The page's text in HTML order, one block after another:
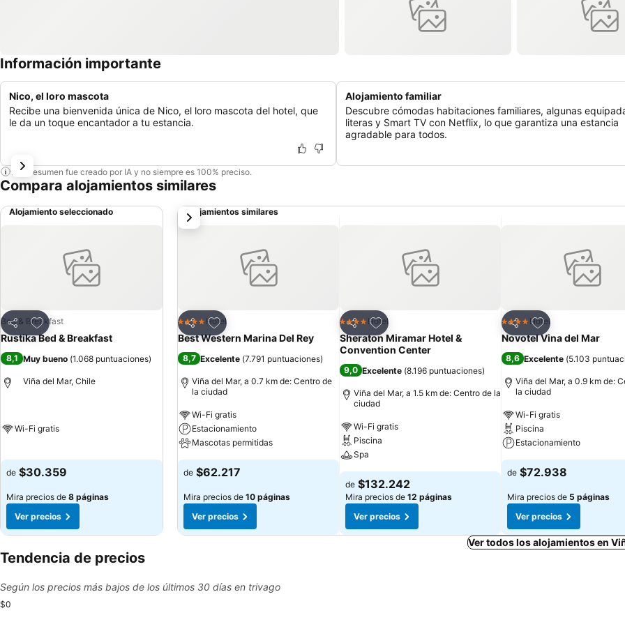
Información importante
Nico, el loro mascota
Recibe una bienvenida única de Nico, el loro mascota del hotel, que
le da un toque encantador a tu estancia.
Alojamiento familiar
Descubre cómodas habitaciones familiares, algunas
literas y Smart TV con Netflix, lo que garantiza una estancia
agradable para todos.
Este resumen fue creado por IA y no siempre es 100% preciso.
Compara alojamientos similares
Alojamiento seleccionado
Compartir
Agregar a favoritos
Bed & Breakfast
Rustika Bed & Breakfast
8,1 Muy bueno (1.068 puntuaciones)
Viña del Mar, Chile
Wi-Fi gratis
de $30.359
Mira precios de 8 páginas
Ver precios
Alojamientos similares
Compartir
Agregar a favoritos
4 EstrellasHotel
Best Western Marina Del Rey
8,7 Excelente (7.791 puntuaciones)
Viña del Mar, a 0.7 km de: Centro de
la ciudad
Wi-Fi gratis
Estacionamiento
Mascotas permitidas
de $62.217
Mira precios de 10 páginas
Ver precios
Compartir
Agregar a favoritos
4 EstrellasHotel
Sheraton Miramar Hotel &
Convention Center
9,0 Excelente (8.196 puntuaciones)
Viña del Mar, a 1.5 km de: Centro de la
ciudad
Wi-Fi gratis
Piscina
Spa
de $132.242
Mira precios de 12 páginas
Ver precios
Compartir
Agregar a
4 EstrellasHotel
Novotel Vina del Mar
8,6 Excelente (5.103
Viña del Mar, a 0.9 km de:
la ciudad
Wi-Fi gratis
Piscina
Estacionamiento
de $72.938
Mira precios de 5 páginas
Ver precios
siguiente
Ver todos los alojamientos en
Tendencia de precios
Según los precios más bajos de los últimos 30 días en trivago
$0